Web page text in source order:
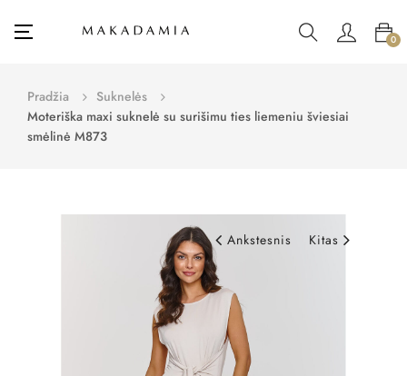
Toggle
☰ 0
Pradžia
Suknelės
Moteriška maxi suknelė su surišimu ties liemeniu šviesiai
smėlinė M873
Ankstesnis Kitas